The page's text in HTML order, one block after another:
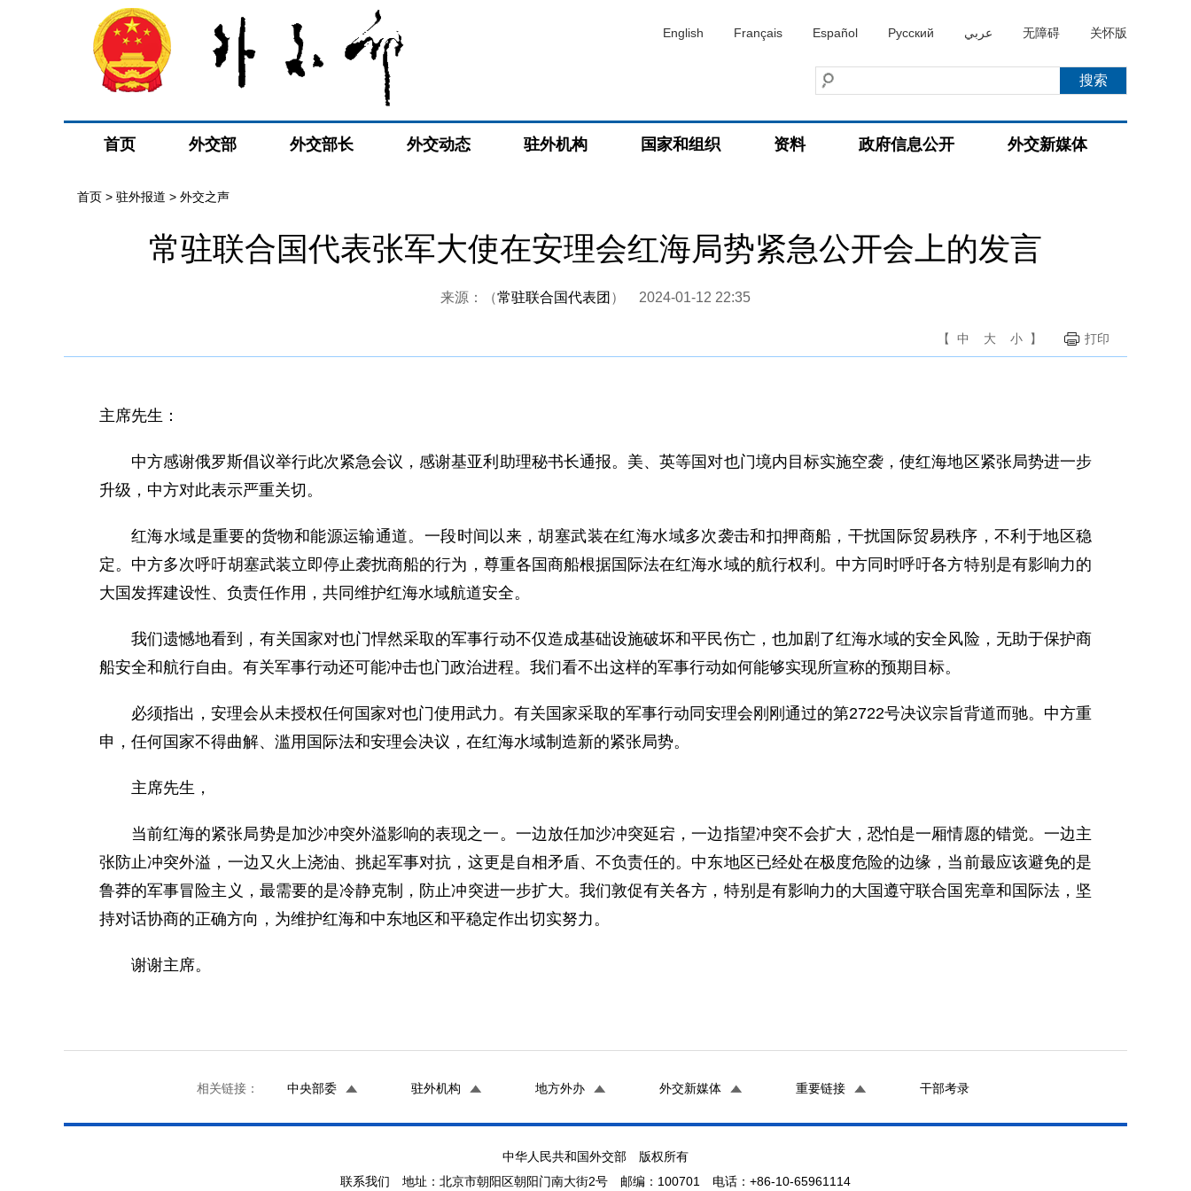
English Français Español Русский عربي 无障碍 关怀版
首页 外交部 外交部长 外交动态 驻外机构 国家和组织 资料 政府信息公开 外交新媒体
首页 > 驻外报道 > 外交之声
常驻联合国代表张军大使在安理会红海局势紧急公开会上的发言
来源：（常驻联合国代表团 ） 2024-01-12 22:35
【 中 大 小 】 打印
主席先生：
中方感谢俄罗斯倡议举行此次紧急会议，感谢基亚利助理秘书长通报。美、英等国对也门境内目标实施空袭，使红海地区紧张局势进一步
升级，中方对此表示严重关切。
红海水域是重要的货物和能源运输通道。一段时间以来，胡塞武装在红海水域多次袭击和扣押商船，干扰国际贸易秩序，不利于地区稳
定。中方多次呼吁胡塞武装立即停止袭扰商船的行为，尊重各国商船根据国际法在红海水域的航行权利。中方同时呼吁各方特别是有影响力的
大国发挥建设性、负责任作用，共同维护红海水域航道安全。
我们遗憾地看到，有关国家对也门悍然采取的军事行动不仅造成基础设施破坏和平民伤亡，也加剧了红海水域的安全风险，无助于保护商
船安全和航行自由。有关军事行动还可能冲击也门政治进程。我们看不出这样的军事行动如何能够实现所宣称的预期目标。
必须指出，安理会从未授权任何国家对也门使用武力。有关国家采取的军事行动同安理会刚刚通过的第2722号决议宗旨背道而驰。中方重
申，任何国家不得曲解、滥用国际法和安理会决议，在红海水域制造新的紧张局势。
主席先生，
当前红海的紧张局势是加沙冲突外溢影响的表现之一。一边放任加沙冲突延宕，一边指望冲突不会扩大，恐怕是一厢情愿的错觉。一边主
张防止冲突外溢，一边又火上浇油、挑起军事对抗，这更是自相矛盾、不负责任的。中东地区已经处在极度危险的边缘，当前最应该避免的是
鲁莽的军事冒险主义，最需要的是冷静克制，防止冲突进一步扩大。我们敦促有关各方，特别是有影响力的大国遵守联合国宪章和国际法，坚
持对话协商的正确方向，为维护红海和中东地区和平稳定作出切实努力。
谢谢主席。
相关链接： 中央部委 驻外机构 地方外办 外交新媒体 重要链接 干部考录
中华人民共和国外交部 版权所有
联系我们 地址：北京市朝阳区朝阳门南大街2号 邮编：100701 电话：+86-10-65961114